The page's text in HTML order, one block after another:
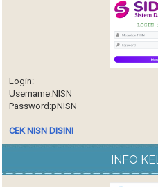
Login:
Username:NISN
Password:pNISN
CEK NISN DISINI
INFO